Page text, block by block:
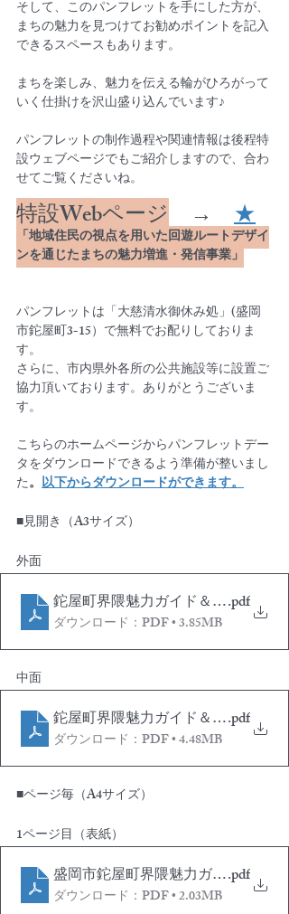
そして、このパンフレットを手にした方が、
まちの魅力を見つけてお勧めポイントを記入
できるスペースもあります。
まちを楽しみ、魅力を伝える輪がひろがって
いく仕掛けを沢山盛り込んでいます♪
パンフレットの制作過程や関連情報は後程特
設ウェブページでもご紹介しますので、合わ
せてご覧くださいね。
特設Webページ → ★
「地域住民の視点を用いた回遊ルートデザイ
ンを通じたまちの魅力増進・発信事業」
パンフレットは「大慈清水御休み処」(盛岡
市鉈屋町3-15）で無料でお配りしておりま
す。
さらに、市内県外各所の公共施設等に設置ご
協力頂いております。ありがとうございま
す。
こちらのホームページからパンフレットデー
タをダウンロードできるよう準備が整いまし
た。 以下からダウンロードができます。
■見開き（A3サイズ）
外面
鉈屋町界隈魅力ガイド＆散策ルート
.pdf
ダウンロード：PDF • 3.85MB
中面
鉈屋町界隈魅力ガイド＆散策ルー
.pdf
ダウンロード：PDF • 4.48MB
■ページ毎（A4サイズ）
1ページ目（表紙）
盛岡市鉈屋町界隈魅力ガイド＆散
.pdf
ダウンロード：PDF • 2.03MB